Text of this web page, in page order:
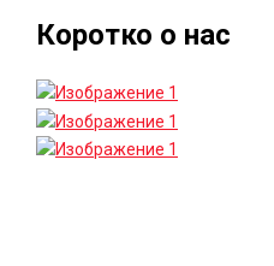
Коротко о нас